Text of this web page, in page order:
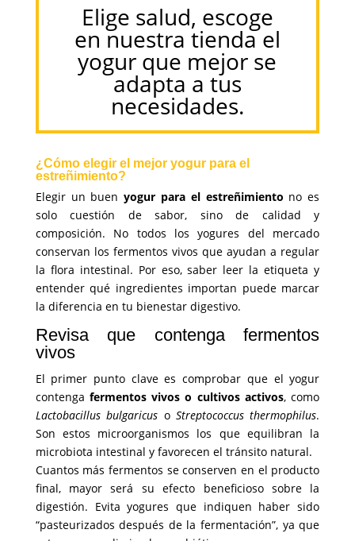
Elige salud, escoge
en nuestra tienda el
yogur que mejor se
adapta a tus
necesidades.
¿Cómo elegir el mejor yogur para el
estreñimiento?
Elegir un buenyogur para el estreñimiento no es
solo cuestión de sabor, sino de calidad y
composición. No todos los yogures del mercado
conservan los fermentos vivos que ayudan a regular
la flora intestinal. Por eso, saber leer la etiqueta y
entender qué ingredientes importan puede marcar
la diferencia en tu bienestar digestivo.
Revisa que contenga fermentos
vivos
El primer punto clave es comprobar que el yogur
contengafermentos vivos o cultivos activos, como
Lactobacillus bulgaricus o Streptococcus thermophilus.
Son estos microorganismos los que equilibran la
microbiota intestinal y favorecen el tránsito natural.
Cuantos más fermentos se conserven en el producto
final, mayor será su efecto beneficioso sobre la
digestión. Evita yogures que indiquen haber sido
“pasteurizados después de la fermentación”, ya que